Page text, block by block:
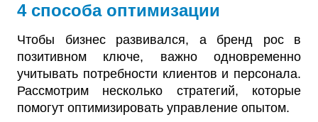
4 способа оптимизации
Чтобы бизнес развивался, а бренд рос в
позитивном ключе, важно одновременно
учитывать потребности клиентов и персонала.
Рассмотрим несколько стратегий, которые
помогут оптимизировать управление опытом.